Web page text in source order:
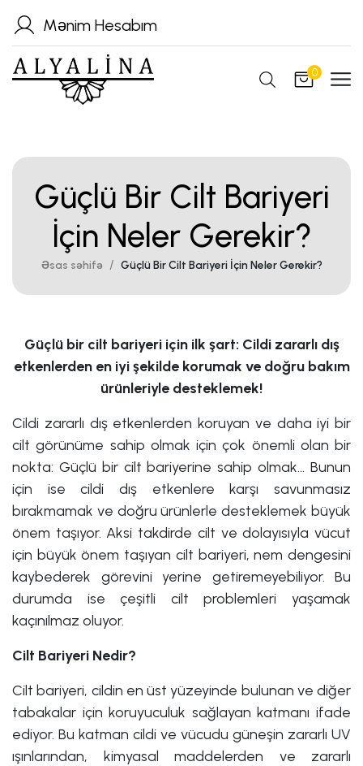
Mənim Hesabım
0
Güçlü Bir Cilt Bariyeri
İçin Neler Gerekir?
Əsas səhifə Güçlü Bir Cilt Bariyeri İçin Neler Gerekir?
Güçlü bir cilt bariyeri için ilk şart: Cildi zararlı dış
etkenlerden en iyi şekilde korumak ve doğru bakım
ürünleriyle desteklemek!
Cildi zararlı dış etkenlerden koruyan ve daha iyi bir
cilt görünüme sahip olmak için çok önemli olan bir
nokta: Güçlü bir cilt bariyerine sahip olmak… Bunun
için ise cildi dış etkenlere karşı savunmasız
bırakmamak ve doğru ürünlerle desteklemek büyük
önem taşıyor. Aksi takdirde cilt ve dolayısıyla vücut
için büyük önem taşıyan cilt bariyeri, nem dengesini
kaybederek görevini yerine getiremeyebiliyor. Bu
durumda ise çeşitli cilt problemleri yaşamak
kaçınılmaz oluyor.
Cilt Bariyeri Nedir?
Cilt bariyeri, cildin en üst yüzeyinde bulunan ve diğer
tabakalar için koruyuculuk sağlayan katmanı ifade
ediyor. Bu katman cildi ve vücudu güneşin zararlı UV
ışınlarından, kimyasal maddelerden ve zararlı